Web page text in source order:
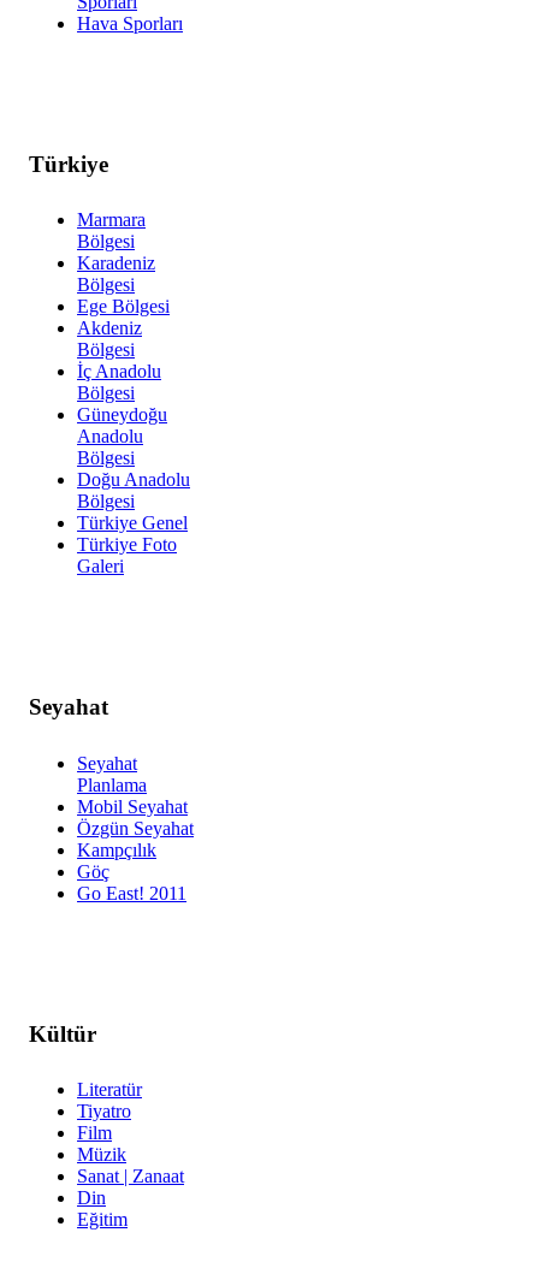
Hava Sporları
Türkiye
Marmara
Bölgesi
Karadeniz
Bölgesi
Ege Bölgesi
Akdeniz
Bölgesi
İç Anadolu
Bölgesi
Güneydoğu
Anadolu
Bölgesi
Doğu Anadolu
Bölgesi
Türkiye Genel
Türkiye Foto
Galeri
Seyahat
Seyahat
Planlama
Mobil Seyahat
Özgün Seyahat
Kampçılık
Göç
Go East! 2011
Kültür
Literatür
Tiyatro
Film
Müzik
Sanat | Zanaat
Din
Eğitim